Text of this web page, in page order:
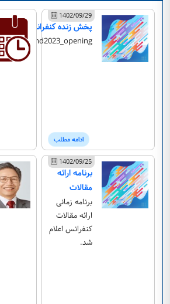
1402/09/29
ادامه مطلب
پخش زنده کنفرانس
icemd2023_opening
1402/09/25
برنامه ارائه
مقالات
برنامه زمانی
ارائه مقالات
کنفرانس اعلام
شد.